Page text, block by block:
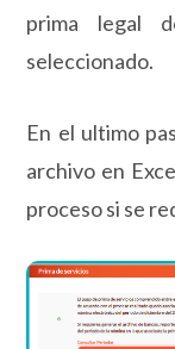
prima legal
seleccionado.
En el ultimo
archivo en
proceso si se